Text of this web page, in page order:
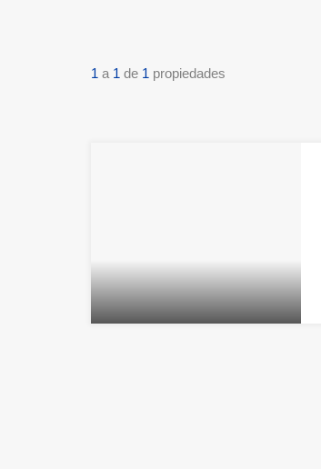
1 a 1 de 1 propiedades